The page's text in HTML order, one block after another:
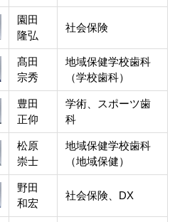
園田
隆弘
社会保険
髙田
宗秀
地域保健学校歯科
（学校歯科）
豊田
正仰
学術、スポーツ歯
科
松原
崇士
地域保健学校歯科
（地域保健）
野田
和宏
社会保険、DX